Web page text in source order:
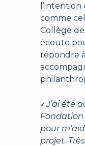
comme
Collège
écoute
répondre
« J’ai été
Fondation
pour
projet.